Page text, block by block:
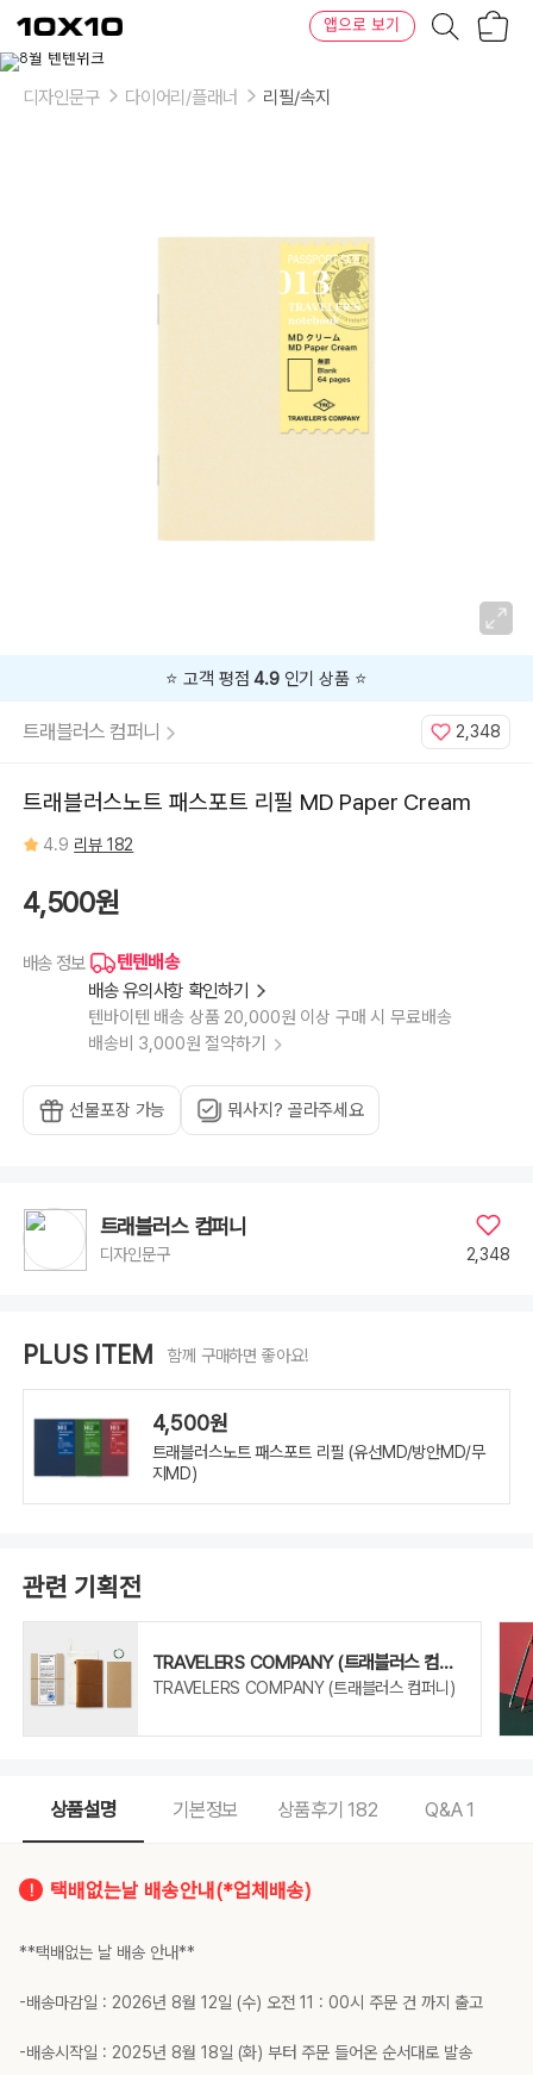
텐
바
텐
앱으로 보기
디자인문구 다이어리/플래너 리필/속지
⭐️ 고객 평점4.9인기 상품 ⭐️
트래블러스 컴퍼니 2,348
트래블러스노트 패스포트 리필 MD Paper Cream
4.9 리뷰 182
4,500원
배송 정보
텐텐배송
배송 유의사항 확인하기
텐바이텐 배송 상품 20,000원 이상 구매 시 무료배송
배송비 3,000원 절약하기
선물포장 가능 뭐사지? 골라주세요
트래블러스 컴퍼니
디자인문구 2,348
PLUS ITEM 함께 구매하면 좋아요!
4,500원
트래블러스노트 패스포트 리필 (유선MD/방안MD/무
지MD)
관련 기획전
TRAVELERS COMPANY (트래블러스 컴퍼
니)
TRAVELERS COMPANY (트래블러스 컴퍼니)
상품설명 기본정보 상품후기182 Q&A1
택배없는날 배송안내(*업체배송)
**택배없는 날 배송 안내**
-배송마감일 : 2026년 8월 12일 (수) 오전 11 : 00시 주문 건 까지 출고
-배송시작일 : 2025년 8월 18일 (화) 부터 주문 들어온 순서대로 발송